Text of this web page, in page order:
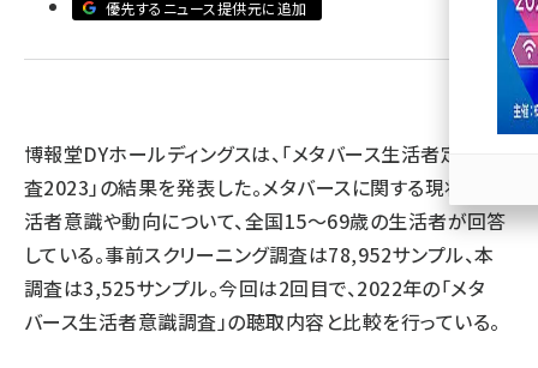
優先するニュース提供元に追加
博報堂DYホールディングスは、「メタバース生活者定点調
査2023」の結果を発表した。メタバースに関する現状の生
活者意識や動向について、全国15～69歳の生活者が回答
している。事前スクリーニング調査は78,952サンプル、本
調査は3,525サンプル。今回は2回目で、2022年の「メタ
バース生活者意識調査」の聴取内容と比較を行っている。